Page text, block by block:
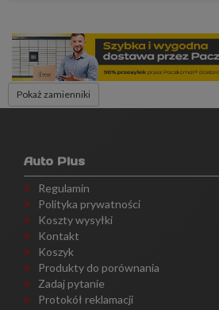
Pokaż zamienniki
Auto Plus
Regulamin
Polityka prywatności
Koszty wysyłki
Kontakt
Koszyk
Produkty do porównania
Zadaj pytanie
Protokół reklamacji